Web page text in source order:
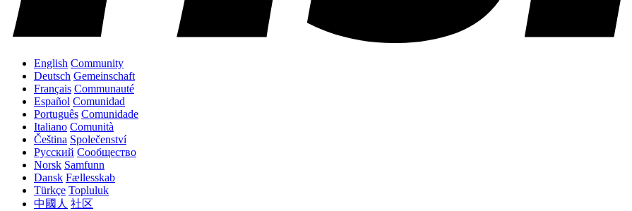
English Community
Deutsch Gemeinschaft
Français Communauté
Español Comunidad
Português Comunidade
Italiano Comunità
Čeština Společenství
Русский Сообщество
Norsk Samfunn
Dansk Fællesskab
Türkçe Topluluk
中國人 社区